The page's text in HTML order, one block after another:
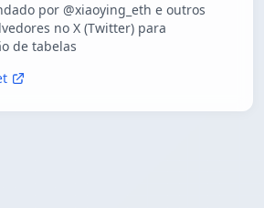
por @xiaoying_eth e outros
no X (Twitter) para
de tabelas